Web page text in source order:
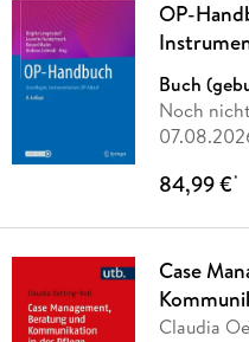
OP-
Buch
Noch
84,99 €*
Case
Claudia